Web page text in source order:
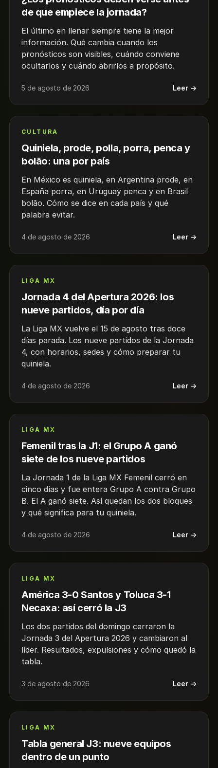
de que empiece la jornada?
El último en llenar siempre tiene la mejor
información. Qué cambia cuando los
pronósticos son visibles, cuándo conviene
ocultarlos y cuándo abrirlos a propósito.
5 de agosto de 2026 Leer →
CULTURA
Quiniela, prode, polla, porra, penca y
bolão: una por país
En México es quiniela, en Argentina prode, en
España porra, en Uruguay penca y en Brasil
bolão. Cómo se dice en cada país y qué
palabra evitar.
4 de agosto de 2026 Leer →
LIGA MX
Jornada 4 del Apertura 2026: los
nueve partidos, día por día
La Liga MX vuelve el 15 de agosto tras doce
días parada. Los nueve partidos de la Jornada
4, con horarios, sedes y cómo preparar tu
quiniela.
4 de agosto de 2026 Leer →
LIGA MX
Femenil tras la J1: el Grupo A ganó
siete de los nueve partidos
La Jornada 1 de la Liga MX Femenil cerró en
cinco días y fue entera Grupo A contra Grupo
B. El A ganó siete. Así quedan los dos bloques
y qué significa para tu quiniela.
4 de agosto de 2026 Leer →
LIGA MX
América 3-0 Santos y Toluca 3-1
Necaxa: así cerró la J3
Los dos partidos del domingo cerraron la
Jornada 3 del Apertura 2026 y cambiaron al
líder. Resultados, expulsiones y cómo quedó la
tabla.
3 de agosto de 2026 Leer →
LIGA MX
Tabla general J3: nueve equipos
dentro de un punto